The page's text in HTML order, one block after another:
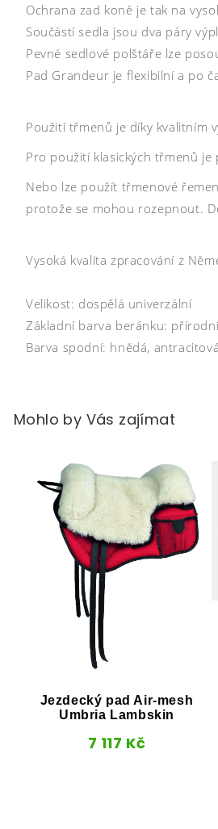
Ochrana zad koně je tak na
Součástí sedla jsou dva páry
Pevné sedlové polštáře lze
Pad Grandeur je flexibilní a po
Použití třmenů je díky kvalitním
Pro použití klasických třmenů
Nebo lze použít třmenové
protože se mohou rozepnout.
Vysoká kvalita zpracování z
Velikost: dospělá univerzální
Základní barva beránku:
Barva spodní: hnědá,
Mohlo by Vás zajímat
Jezdecký pad Air-mesh
Umbria Lambskin
7 117 Kč